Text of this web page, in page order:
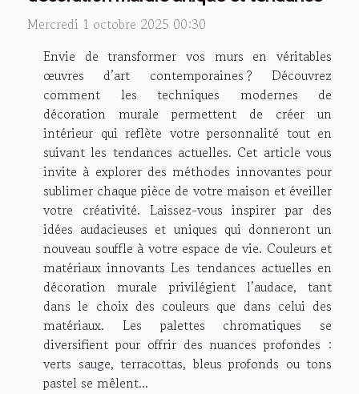
Mercredi 1 octobre 2025 00:30
Envie de transformer vos murs en véritables
œuvres d’art contemporaines ? Découvrez
comment les techniques modernes de
décoration murale permettent de créer un
intérieur qui reflète votre personnalité tout en
suivant les tendances actuelles. Cet article vous
invite à explorer des méthodes innovantes pour
sublimer chaque pièce de votre maison et éveiller
votre créativité. Laissez-vous inspirer par des
idées audacieuses et uniques qui donneront un
nouveau souffle à votre espace de vie. Couleurs et
matériaux innovants Les tendances actuelles en
décoration murale privilégient l’audace, tant
dans le choix des couleurs que dans celui des
matériaux. Les palettes chromatiques se
diversifient pour offrir des nuances profondes :
verts sauge, terracottas, bleus profonds ou tons
pastel se mêlent...